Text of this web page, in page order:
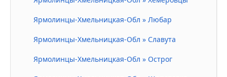
Ярмолинцы-Хмельницкая-Обл » Любар
Ярмолинцы-Хмельницкая-Обл » Славута
Ярмолинцы-Хмельницкая-Обл » Острог